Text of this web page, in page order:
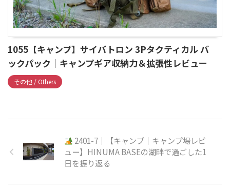
1055【キャンプ】サイバトロン 3Pタクティカル バ
ックパック｜キャンプギア収納力＆拡張性レビュー
その他 / Others
2401-7｜【キャンプ｜キャンプ場レビ
ュー】HINUMA BASEの湖畔で過ごした1
日を振り返る